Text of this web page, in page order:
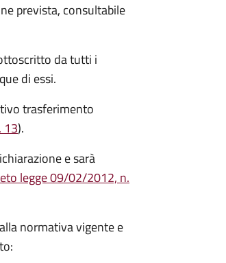
prevista, consultabile
da tutti i
di essi.
trasferimento
13).
e sarà
legge 09/02/2012, n.
normativa vigente e